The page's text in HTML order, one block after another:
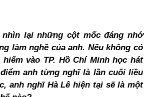
nhìn lại những cột mốc đáng nhớ
làm nghề của anh. Nếu không có
vào TP. Hồ Chí Minh học hát
anh từng nghĩ là lần cuối liều
anh nghĩ Hà Lê hiện tại sẽ là một